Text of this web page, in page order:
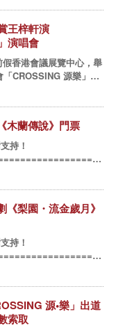
王梓軒演
演唱會
香港會議展覽中心，舉
CROSSING 源樂」。
排了演唱會頭場供中原
木蘭傳說》門票
持！
與知名粵劇團「鳳翔鴻
梨園・流金歲月》
持！
列入《人類非物質文化
源•樂」出道
索取